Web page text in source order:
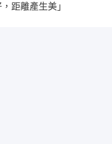
距離產生美」